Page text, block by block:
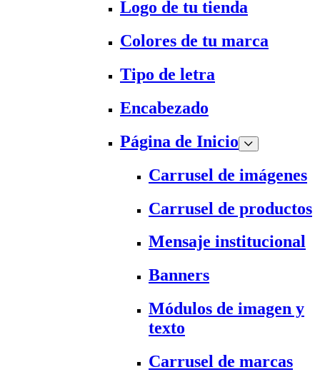
Logo de tu tienda
Colores de tu marca
Tipo de letra
Encabezado
Página de Inicio
Carrusel de imágenes
Carrusel de productos
Mensaje institucional
Banners
Módulos de imagen y
texto
Carrusel de marcas